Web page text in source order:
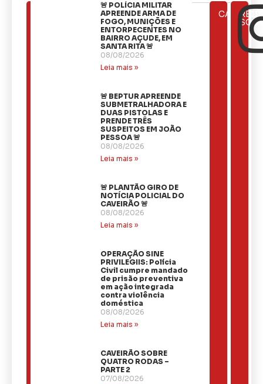
🚨 POLÍCIA MILITAR
APREENDE ARMA DE
FOGO, MUNIÇÕES E
ENTORPECENTES NO
BAIRRO AÇUDE, EM
SANTA RITA 🚨
08/08/2026
Leia mais »
🚨 BEPTUR APREENDE
SUBMETRALHADORA E
DUAS PISTOLAS E
PRENDE TRÊS
SUSPEITOS EM JOÃO
PESSOA 🚨
08/08/2026
Leia mais »
🚨 PLANTÃO GIRO DE
NOTÍCIA POLICIAL DO
CAVEIRÃO 🚨
08/08/2026
Leia mais »
OPERAÇÃO SINE
PRIVILEGIIS: Polícia
Civil cumpre mandado
de prisão preventiva
em ação integrada
contra violência
doméstica
08/08/2026
Leia mais »
CAVEIRÃO SOBRE
QUATRO RODAS –
PARTE 2
07/08/2026